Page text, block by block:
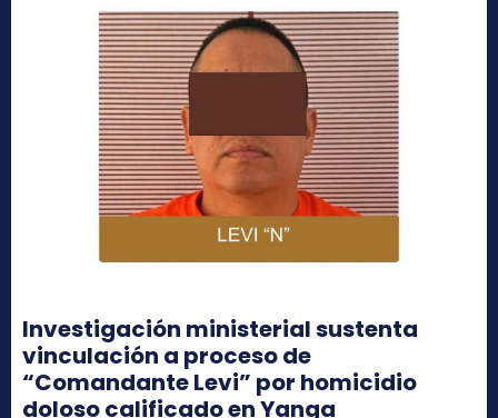
Investigación ministerial sustenta
vinculación a proceso de
“Comandante Levi” por homicidio
doloso calificado en Yanga